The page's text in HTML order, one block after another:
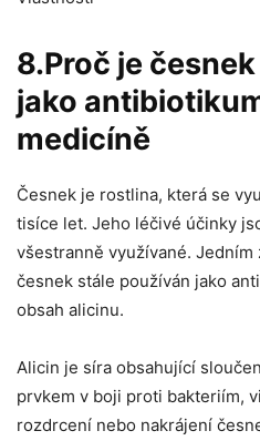
8.Proč je
jako⁣
medicíně
Česnek⁣ je rostlina, která⁤ se
tisíce let. Jeho léčivé ⁣účinky
všestranně využívané.
‍česnek stále používán jako
obsah ⁢alicinu.
Alicin je síra obsahující‍
‍prvkem v boji proti bakteriím,
rozdrcení nebo nakrájení